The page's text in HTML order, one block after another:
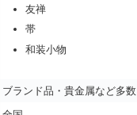
友禅
帯
和装小物
ブランド品・貴金属など多数